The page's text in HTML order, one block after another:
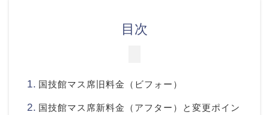
目次
国技館マス席旧料金（ビフォー）
国技館マス席新料金（アフター）と変更ポイン